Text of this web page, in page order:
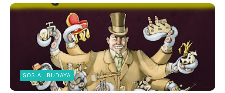
SOSIAL BUDAYA